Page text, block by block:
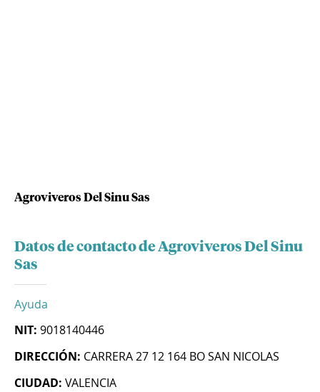
Agroviveros Del Sinu Sas
Datos de contacto de Agroviveros Del Sinu
Sas
Ayuda
NIT: 9018140446
DIRECCIÓN: CARRERA 27 12 164 BO SAN NICOLAS
CIUDAD: VALENCIA